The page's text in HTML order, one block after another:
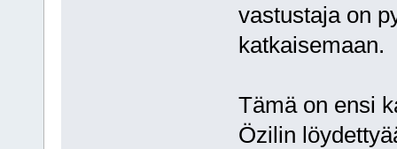
vastustaja on
katkaisemaan.
Tämä on ensi
Özilin